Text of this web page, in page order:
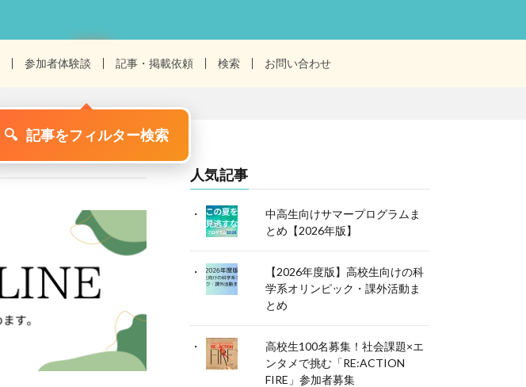
参加者体験談 記事・掲載依頼 検索 お問い合わせ
人気記事
中高生向けサマープログラムま
とめ【2026年版】
【2026年度版】高校生向けの科
学系オリンピック・課外活動ま
とめ
高校生100名募集！社会課題×エ
ンタメで挑む「RE:ACTION
FIRE」参加者募集
🔍 記事をフィルター検索